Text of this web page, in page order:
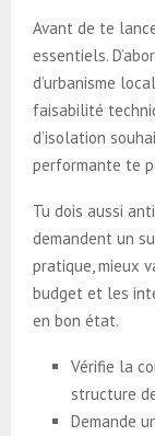
Avant de te
essentiels.
d’urbanisme
faisabilité
d’isolation
performante te
Tu dois aussi
demandent un
pratique, mieux
budget et les
en bon état.
Vérifie la
structure
Demande